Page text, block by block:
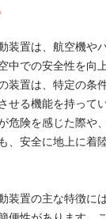
装置は、航空機や
中での安全性を向
装置は、特定の条
せる機能を持って
危険を感じた際や
、安全に地上に着
装置の主な特徴に